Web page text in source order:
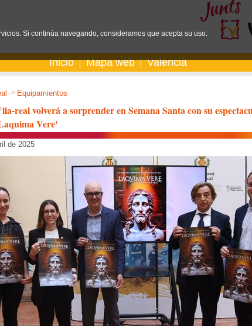
Inicio Mapa web Valencià
-> Equipamientos
real volverá a sorprender en Semana Santa con su
Vere'
de 2025
Si continúa navegando, consideramos que acepta su uso.